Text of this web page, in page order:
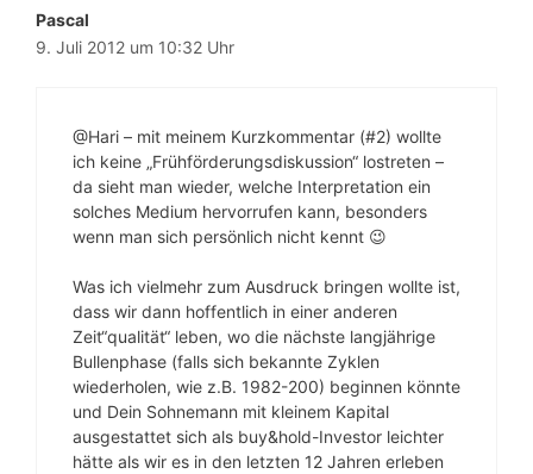
Pascal
9. Juli 2012 um 10:32 Uhr
@Hari – mit meinem Kurzkommentar (#2) wollte
ich keine „Frühförderungsdiskussion“ lostreten –
da sieht man wieder, welche Interpretation ein
solches Medium hervorrufen kann, besonders
wenn man sich persönlich nicht kennt 😉
Was ich vielmehr zum Ausdruck bringen wollte ist,
dass wir dann hoffentlich in einer anderen
Zeit“qualität“ leben, wo die nächste langjährige
Bullenphase (falls sich bekannte Zyklen
wiederholen, wie z.B. 1982-200) beginnen könnte
und Dein Sohnemann mit kleinem Kapital
ausgestattet sich als buy&hold-Investor leichter
hätte als wir es in den letzten 12 Jahren erleben